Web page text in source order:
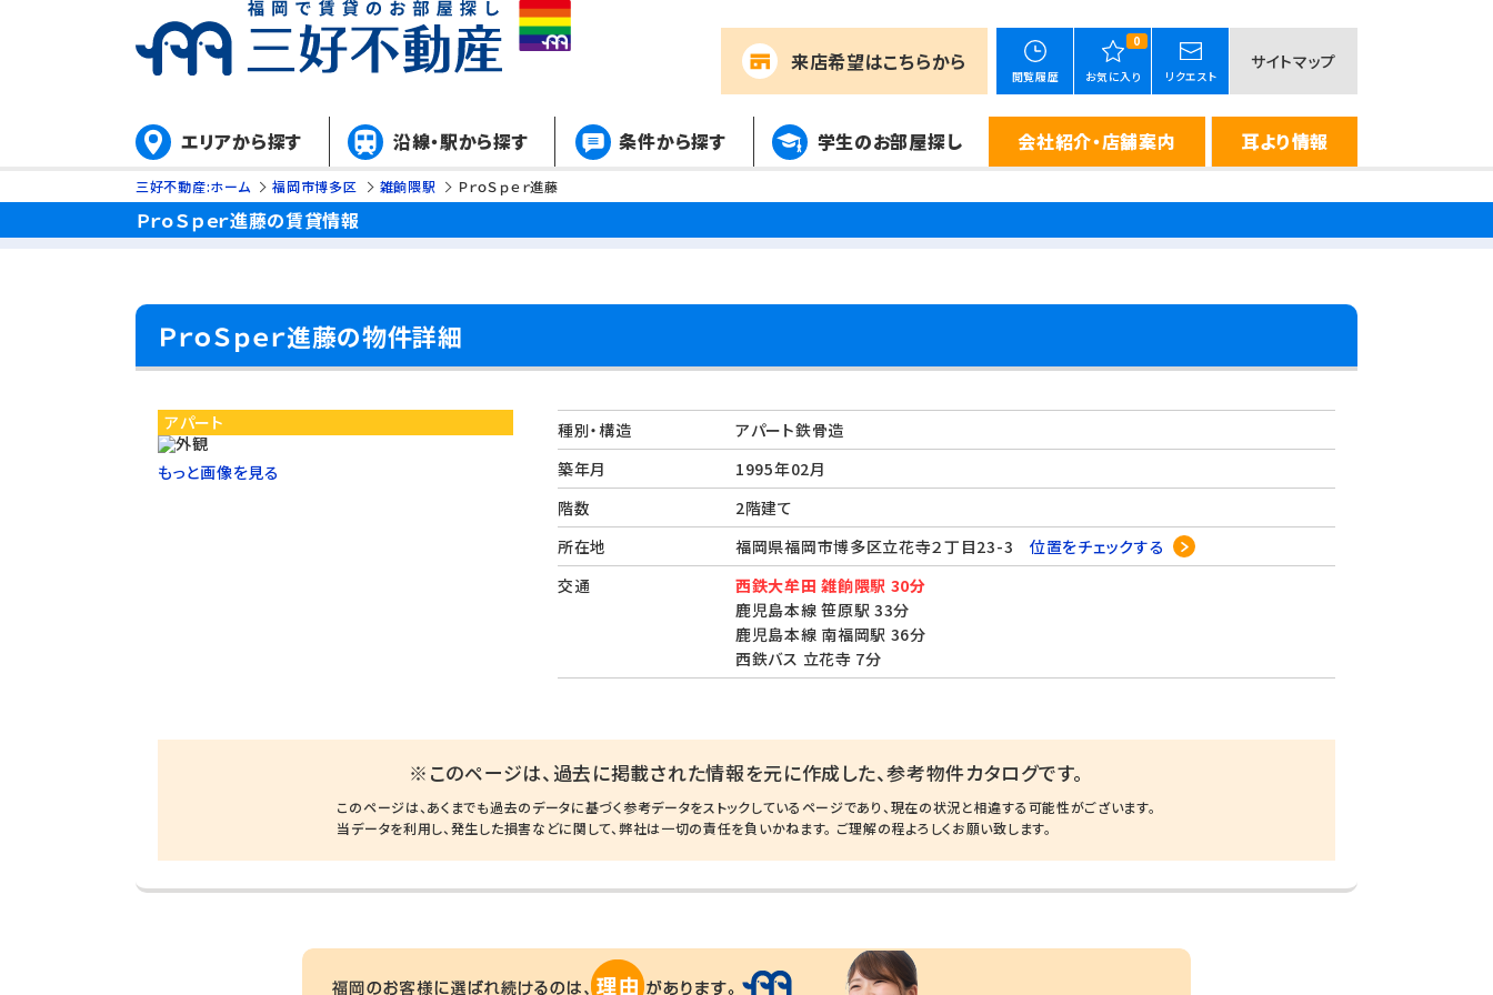
来店希望はこちらから
閲覧履歴
0
お気に入り リクエスト
サイトマップ
エリアから探す 沿線・駅から探す 条件から探す 学生のお部屋探し 会社紹介・店舗案内 耳より情報
三好不動産:ホーム 福岡市博多区 雑餉隈駅 ＰｒｏＳｐｅｒ進藤
ＰｒｏＳｐｅｒ進藤の賃貸情報
ＰｒｏＳｐｅｒ進藤の物件詳細
アパート
もっと画像を見る
種別・構造
アパート鉄骨造
築年月
1995年02月
階数
2階建て
所在地
福岡県福岡市博多区立花寺２丁目23-3 位置をチェックする
交通
西鉄大牟田 雑餉隈駅 30分
鹿児島本線 笹原駅 33分
鹿児島本線 南福岡駅 36分
西鉄バス 立花寺 7分
※このページは、過去に掲載された情報を元に作成した、参考物件カタログです。
このページは、あくまでも過去のデータに基づく参考データをストックしているページであり、現在の状況と相違する可能性がございます。
当データを利用し、発生した損害などに関して、弊社は一切の責任を負いかねます。 ご理解の程よろしくお願い致します。